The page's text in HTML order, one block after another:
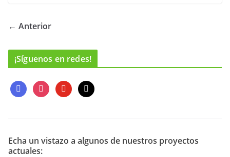
← Anterior
¡Síguenos en redes!
f
a
e
o
o
i
n
t
g
r
y
o
t
b
m
a
l
Echa un vistazo a algunos de nuestros proyectos
actuales: